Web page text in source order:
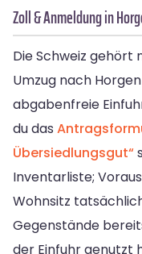
Zoll & Anmeldung in
Die Schweiz gehört
Umzug nach
abgabenfreie
du das
Übersiedlungsgut“
Inventarliste;
Wohnsitz
Gegenstände
der Einfuhr genutzt